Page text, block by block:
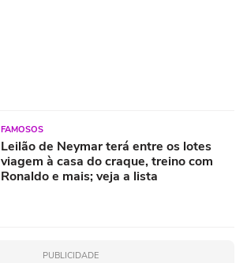
FAMOSOS
Leilão de Neymar terá entre os lotes
viagem à casa do craque, treino com
Ronaldo e mais; veja a lista
PUBLICIDADE